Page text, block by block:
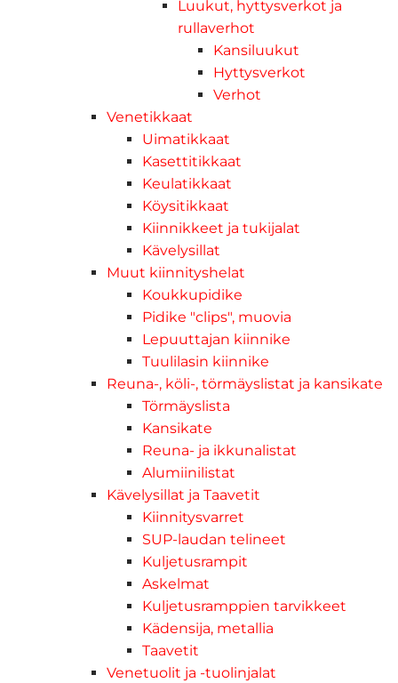
Luukut, hyttysverkot ja
rullaverhot
Kansiluukut
Hyttysverkot
Verhot
Venetikkaat
Uimatikkaat
Kasettitikkaat
Keulatikkaat
Köysitikkaat
Kiinnikkeet ja tukijalat
Kävelysillat
Muut kiinnityshelat
Koukkupidike
Pidike "clips", muovia
Lepuuttajan kiinnike
Tuulilasin kiinnike
Reuna-, köli-, törmäyslistat ja kansikate
Törmäyslista
Kansikate
Reuna- ja ikkunalistat
Alumiinilistat
Kävelysillat ja Taavetit
Kiinnitysvarret
SUP-laudan telineet
Kuljetusrampit
Askelmat
Kuljetusramppien tarvikkeet
Kädensija, metallia
Taavetit
Venetuolit ja -tuolinjalat